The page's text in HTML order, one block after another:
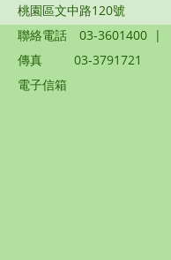
桃園區文中路120號
聯絡電話
03-3601400 |
傳真
03-3791721
電子信箱